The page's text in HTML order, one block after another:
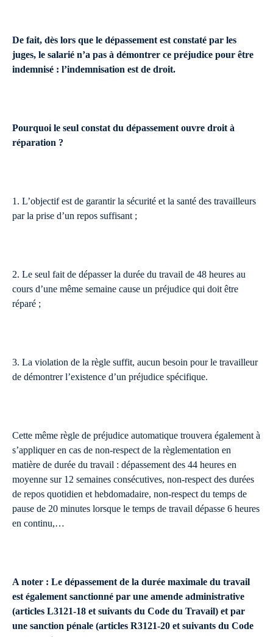
De fait, dès lors que le dépassement est constaté par les
juges, le salarié n’a pas à démontrer ce préjudice pour être
indemnisé : l’indemnisation est de droit.
Pourquoi le seul constat du dépassement ouvre droit à
réparation ?
1. L’objectif est de garantir la sécurité et la santé des travailleurs
par la prise d’un repos suffisant ;
2. Le seul fait de dépasser la durée du travail de 48 heures au
cours d’une même semaine cause un préjudice qui doit être
réparé ;
3. La violation de la règle suffit, aucun besoin pour le travailleur
de démontrer l’existence d’un préjudice spécifique.
Cette même règle de préjudice automatique trouvera également à
s’appliquer en cas de non-respect de la règlementation en
matière de durée du travail : dépassement des 44 heures en
moyenne sur 12 semaines consécutives, non-respect des durées
de repos quotidien et hebdomadaire, non-respect du temps de
pause de 20 minutes lorsque le temps de travail dépasse 6 heures
en continu,…
A noter : Le dépassement de la durée maximale du travail
est également sanctionné par une amende administrative
(articles L3121-18 et suivants du Code du Travail) et par
une sanction pénale (articles R3121-20 et suivants du Code